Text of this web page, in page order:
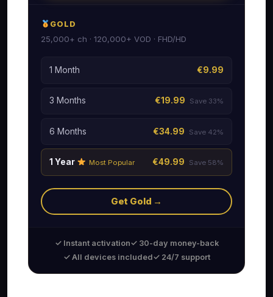
GOLD
25,000+ ch · 120,000+ VOD · FHD/HD
1 Month €9.99
3 Months €19.99 Save 33%
6 Months €34.99 Save 42%
1 Year Most Popular €49.99 Save 58%
Get Gold →
✓ Instant activation✓ 30-day money-back
✓ All devices included✓ 24/7 support